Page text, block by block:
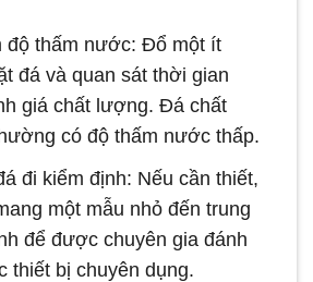
độ thấm nước: Đổ một ít
đá và quan sát thời gian
giá chất lượng. Đá chất
có độ thấm nước thấp.
đi kiểm định: Nếu cần thiết,
một mẫu nhỏ đến trung
để được chuyên gia đánh
thiết bị chuyên dụng.